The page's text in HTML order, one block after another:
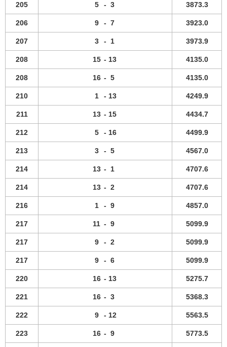
205 5 - 3 3873.3
206 9 - 7 3923.0
207 3 - 1 3973.9
208 15 - 13 4135.0
208 16 - 5 4135.0
210 1 - 13 4249.9
211 13 - 15 4434.7
212 5 - 16 4499.9
213 3 - 5 4567.0
214 13 - 1 4707.6
214 13 - 2 4707.6
216 1 - 9 4857.0
217 11 - 9 5099.9
217 9 - 2 5099.9
217 9 - 6 5099.9
220 16 - 13 5275.7
221 16 - 3 5368.3
222 9 - 12 5563.5
223 16 - 9 5773.5